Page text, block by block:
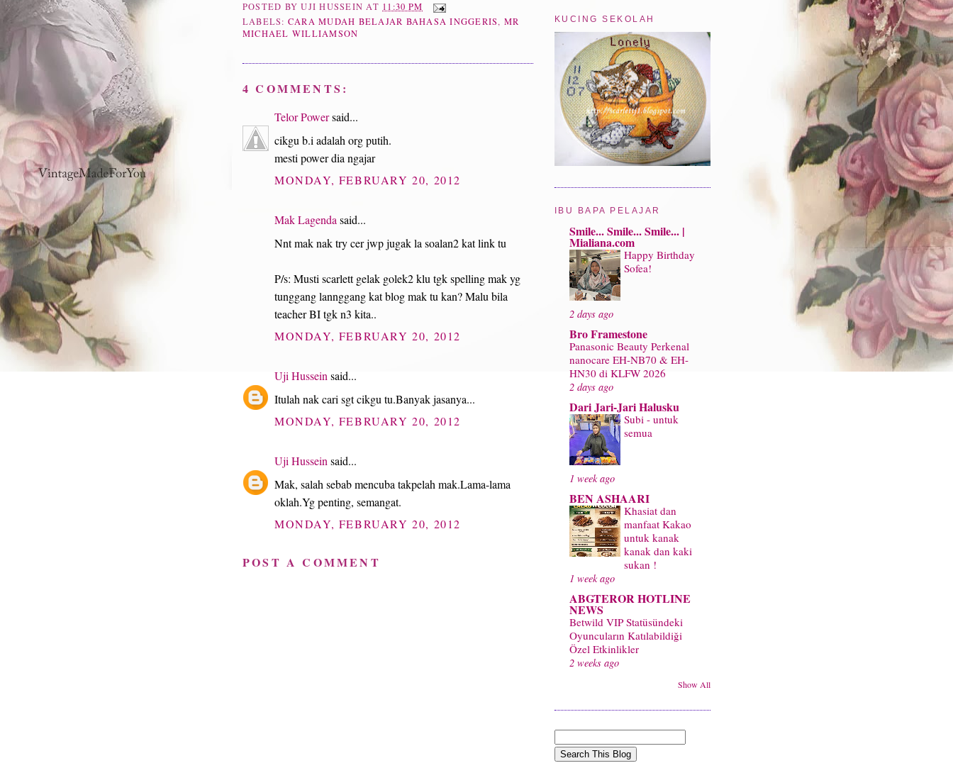
POSTED BYUJI HUSSEIN AT 11:30 PM
LABELS: CARA MUDAH BELAJAR BAHASA INGGERIS, MR
MICHAEL WILLIAMSON
4 COMMENTS:
Telor Powersaid...
cikgu b.i adalah org putih.
mesti power dia ngajar
MONDAY, FEBRUARY 20, 2012
Mak Lagendasaid...
Nnt mak nak try cer jwp jugak la soalan2 kat link tu
P/s: Musti scarlett gelak golek2 klu tgk spelling mak yg
tunggang lannggang kat blog mak tu kan? Malu bila
teacher BI tgk n3 kita..
MONDAY, FEBRUARY 20, 2012
Uji Husseinsaid...
Itulah nak cari sgt cikgu tu.Banyak jasanya...
MONDAY, FEBRUARY 20, 2012
Uji Husseinsaid...
Mak, salah sebab mencuba takpelah mak.Lama-lama
oklah.Yg penting, semangat.
MONDAY, FEBRUARY 20, 2012
POST A COMMENT
KUCING SEKOLAH
IBU BAPA PELAJAR
Smile... Smile... Smile... |
Mialiana.com
Happy Birthday
Sofea!
2 days ago
Bro Framestone
Panasonic Beauty Perkenal
nanocare EH-NB70 & EH-
HN30 di KLFW 2026
2 days ago
Dari Jari-Jari Halusku
Subi - untuk
semua
1 week ago
BEN ASHAARI
Khasiat dan
manfaat Kakao
untuk kanak
kanak dan kaki
sukan !
1 week ago
ABGTEROR HOTLINE
NEWS
Betwild VIP Statüsündeki
Oyuncuların Katılabildiği
Özel Etkinlikler
2 weeks ago
Show All